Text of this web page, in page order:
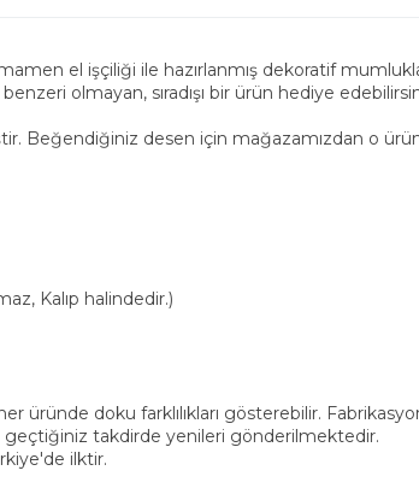
el işçiliği ile hazırlanmış dekoratif
olmayan, sıradışı bir ürün hediye
Beğendiğiniz desen için mağazamızdan o
Kalıp halindedir.)
üründe doku farklılıkları gösterebilir.
geçtiğiniz takdirde yenileri gönderilmektedir.
ilktir.